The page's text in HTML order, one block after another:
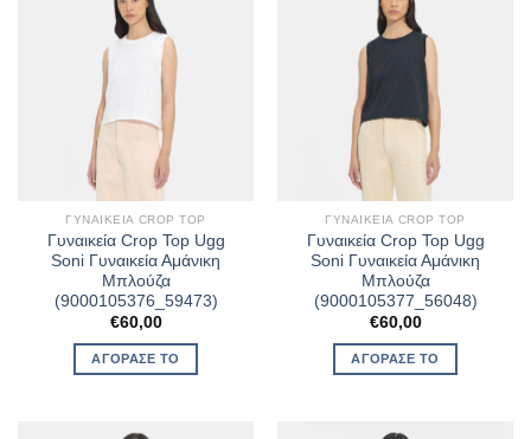
ΓΥΝΑΙΚΕΊΑ CROP TOP
Γυναικεία Crop Top Ugg
Soni Γυναικεία Αμάνικη
Μπλούζα
(9000105376_59473)
€60,00
ΑΓΌΡΑΣΈ ΤΟ
ΓΥΝΑΙΚΕΊΑ CROP TOP
Γυναικεία Crop Top Ugg
Soni Γυναικεία Αμάνικη
Μπλούζα
(9000105377_56048)
€60,00
ΑΓΌΡΑΣΈ ΤΟ